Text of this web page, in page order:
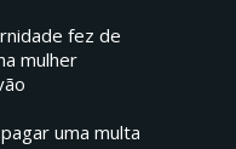
fez de
mulher
uma multa